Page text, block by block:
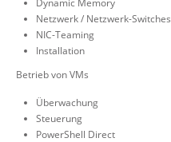
Dynamic Memory
Netzwerk / Netzwerk-Switches
NIC-Teaming
Installation
Betrieb von VMs
Überwachung
Steuerung
PowerShell Direct